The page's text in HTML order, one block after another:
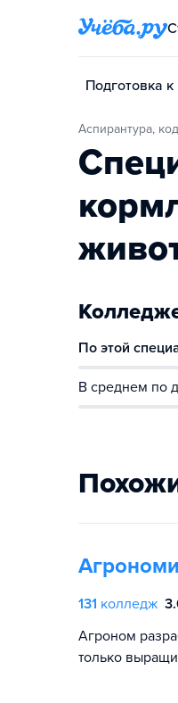
Подготовка
Аспирантура,
По этой
В среднем по
131 колледж
Агроном
только